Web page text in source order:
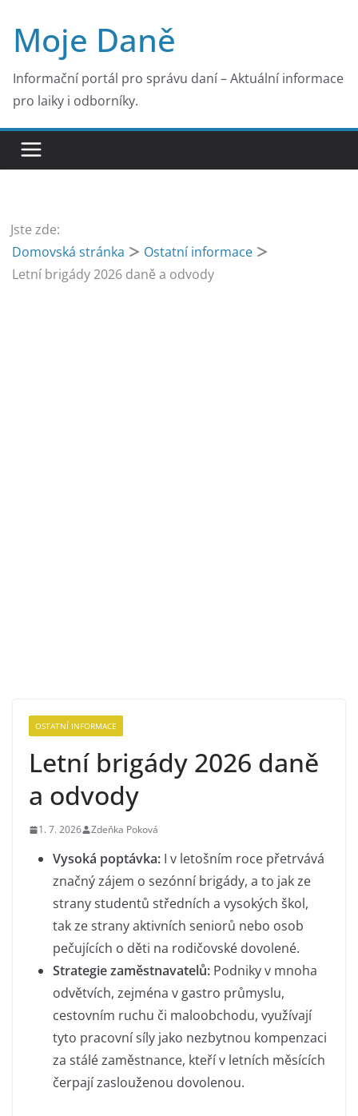
obsah
Moje Daně
Informační portál pro správu daní – Aktuální informace
pro laiky i odborníky.
Jste zde:
Domovská stránka
Ostatní informace
Letní brigády 2026 daně a odvody
OSTATNÍ INFORMACE
Letní brigády 2026 daně
a odvody
1. 7. 2026 Zdeňka Poková
Vysoká poptávka: I v letošním roce přetrvává
značný zájem o sezónní brigády, a to jak ze
strany studentů středních a vysokých škol,
tak ze strany aktivních seniorů nebo osob
pečujících o děti na rodičovské dovolené.
Strategie zaměstnavatelů: Podniky v mnoha
odvětvích, zejména v gastro průmyslu,
cestovním ruchu či maloobchodu, využívají
tyto pracovní síly jako nezbytnou kompenzaci
za stálé zaměstnance, kteří v letních měsících
čerpají zaslouženou dovolenou.